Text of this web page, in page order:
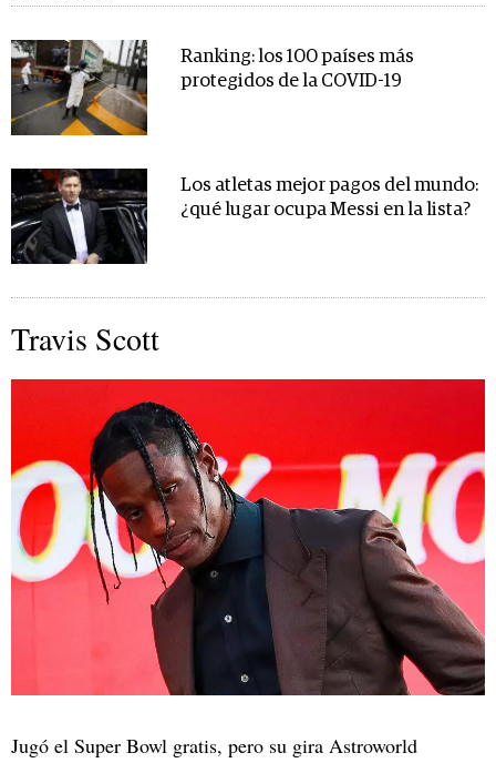
Ranking: los 100 países más
protegidos de la COVID-19
Los atletas mejor pagos del mundo:
¿qué lugar ocupa Messi en la lista?
Travis Scott
Jugó el Super Bowl gratis, pero su gira Astroworld